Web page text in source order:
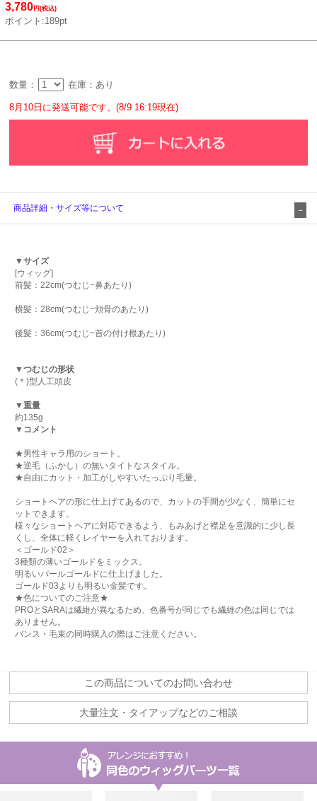
3,780円(税込)
ポイント:189pt
数量： 在庫：あり
8月10日に発送可能です。(8/9 16:19現在)
商品詳細・サイズ等について
▼サイズ
[ウィッグ]
前髪：22cm(つむじ~鼻あたり)
横髪：28cm(つむじ~頬骨のあたり)
後髪：36cm(つむじ~首の付け根あたり)
▼つむじの形状
(＊)型人工頭皮
▼重量
約135g
▼コメント
★男性キャラ用のショート。
★逆毛（ふかし）の無いタイトなスタイル。
★自由にカット・加工がしやすいたっぷり毛量。
ショートヘアの形に仕上げてあるので、カットの手間が少なく、簡単にセ
ットできます。
様々なショートヘアに対応できるよう、もみあげと襟足を意識的に少し長
くし、全体に軽くレイヤーを入れております。
＜ゴールド02＞
3種類の薄いゴールドをミックス。
明るいパールゴールドに仕上げました。
ゴールド03よりも明るい金髪です。
★色についてのご注意★
PROとSARAは繊維が異なるため、色番号が同じでも繊維の色は同じでは
ありません。
バンス・毛束の同時購入の際はご注意ください。
この商品についてのお問い合わせ
大量注文・タイアップなどのご相談